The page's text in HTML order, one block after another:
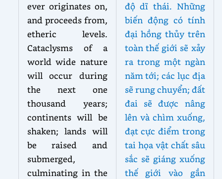
ever originates on,
and proceeds from,
etheric levels.
Cataclysms of a
world wide nature
will occur during
the next one
thousand years;
continents will be
shaken; lands will
be raised and
submerged,
culminating in the
độ dĩ thái. Những
biến động có tính
đại hồng thủy trên
toàn thế giới sẽ xảy
ra trong một ngàn
năm tới; các lục địa
sẽ rung chuyển; đất
đai sẽ được nâng
lên và chìm xuống,
đạt cực điểm trong
tai họa vật chất sâu
sắc sẽ giáng xuống
thế giới vào gần